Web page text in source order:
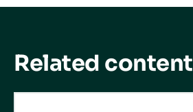
Related content